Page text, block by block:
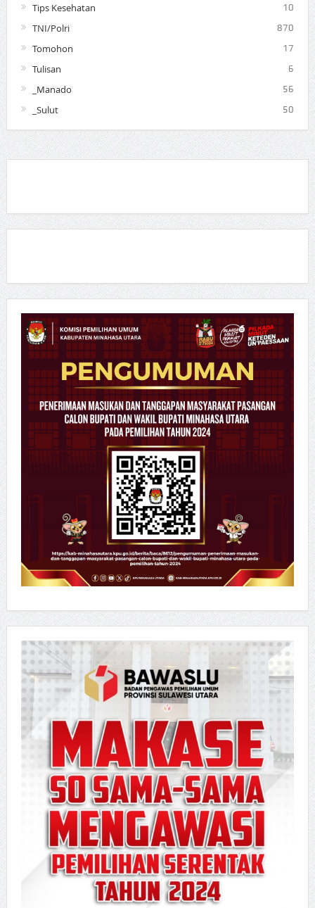
Tips Kesehatan 10
TNI/Polri 870
Tomohon 17
Tulisan 6
_Manado 56
_Sulut 50